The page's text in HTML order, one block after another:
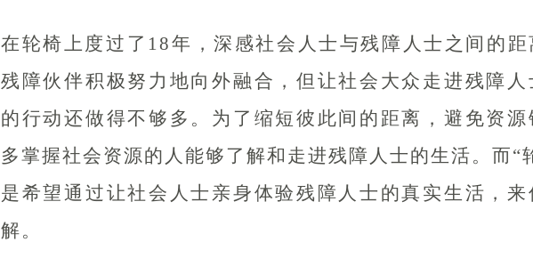
在轮椅上度过了18年，深感社会人士与残障人士之间的距
残障伙伴积极努力地向外融合，但让社会大众走进残障人
的行动还做得不够多。为了缩短彼此间的距离，避免资源
多掌握社会资源的人能够了解和走进残障人士的生活。而“
是希望通过让社会人士亲身体验残障人士的真实生活，来
解。